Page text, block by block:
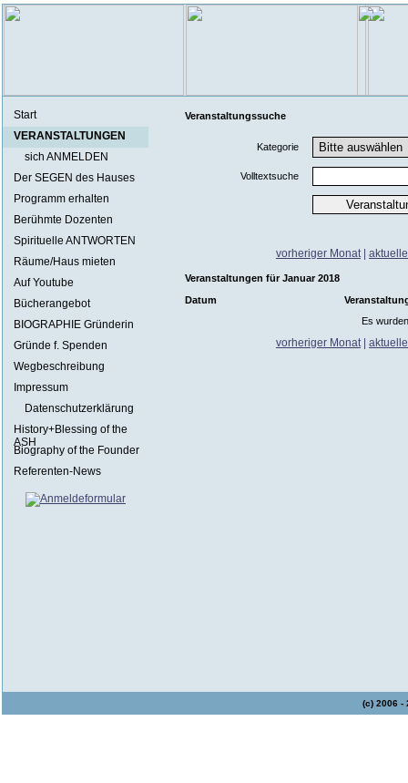
Start
VERANSTALTUNGEN
sich ANMELDEN
Der SEGEN des Hauses
Programm erhalten
Berühmte Dozenten
Spirituelle ANTWORTEN
Räume/Haus mieten
Auf Youtube
Bücherangebot
BIOGRAPHIE Gründerin
Gründe f. Spenden
Wegbeschreibung
Impressum
Datenschutzerklärung
History+Blessing of the
ASH
Biography of the Founder
Referenten-News
Veranstaltungssuche
Kategorie
Volltextsuche
vorheriger Monat|
Veranstaltungen für Januar 2018
Datum
Es
vorheriger Monat|
(c) 2006 -